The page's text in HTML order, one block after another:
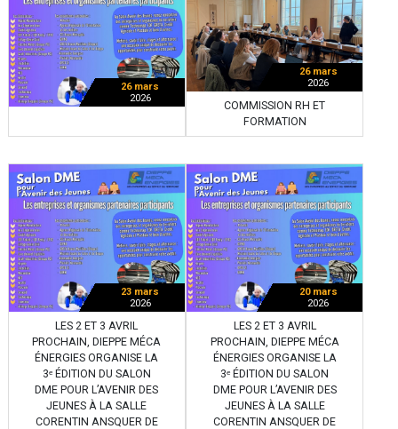
26 mars
2026
26 mars
2026
COMMISSION RH ET
FORMATION
23 mars
2026
LES 2 ET 3 AVRIL
PROCHAIN, DIEPPE MÉCA
ÉNERGIES ORGANISE LA
3ᵉ ÉDITION DU SALON
DME POUR L’AVENIR DES
JEUNES À LA SALLE
CORENTIN ANSQUER DE
20 mars
2026
LES 2 ET 3 AVRIL
PROCHAIN, DIEPPE MÉCA
ÉNERGIES ORGANISE LA
3ᵉ ÉDITION DU SALON
DME POUR L’AVENIR DES
JEUNES À LA SALLE
CORENTIN ANSQUER DE